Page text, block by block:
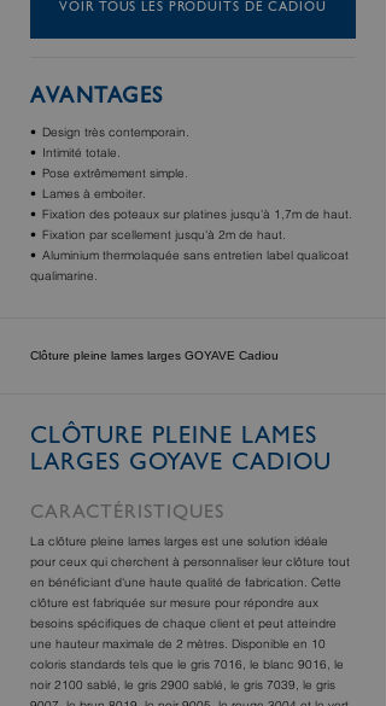
VOIR TOUS LES PRODUITS DE CADIOU
AVANTAGES
Design très contemporain.
Intimité totale.
Pose extrêmement simple.
Lames à emboiter.
Fixation des poteaux sur platines jusqu'à 1,7m de haut.
Fixation par scellement jusqu'à 2m de haut.
Aluminium thermolaquée sans entretien label qualicoat
qualimarine.
Clôture pleine lames larges GOYAVE Cadiou
CLÔTURE PLEINE LAMES
LARGES GOYAVE CADIOU
CARACTÉRISTIQUES
La clôture pleine lames larges est une solution idéale
pour ceux qui cherchent à personnaliser leur clôture tout
en bénéficiant d'une haute qualité de fabrication. Cette
clôture est fabriquée sur mesure pour répondre aux
besoins spécifiques de chaque client et peut atteindre
une hauteur maximale de 2 mètres. Disponible en 10
coloris standards tels que le gris 7016, le blanc 9016, le
noir 2100 sablé, le gris 2900 sablé, le gris 7039, le gris